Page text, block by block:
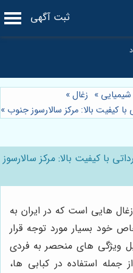
ثبت آگهی
شیمیایی » زغال»
کیفیت بالا: مرکز سالارسوز جنوب »
با کیفیت بالا: مرکز سالارسوز
هایی است که در ایران به
خود بسیار مورد توجه قرار
ویژگی های منحصر به فردی
جمله استفاده در کبابی ها،